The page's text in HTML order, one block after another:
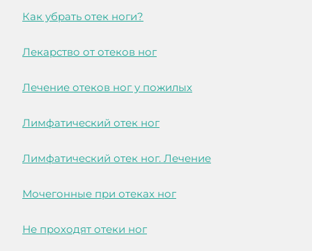
Как убрать отек ноги?
Лекарство от отеков ног
Лечение отеков ног у пожилых
Лимфатический отек ног
Лимфатический отек ног. Лечение
Мочегонные при отеках ног
Не проходят отеки ног